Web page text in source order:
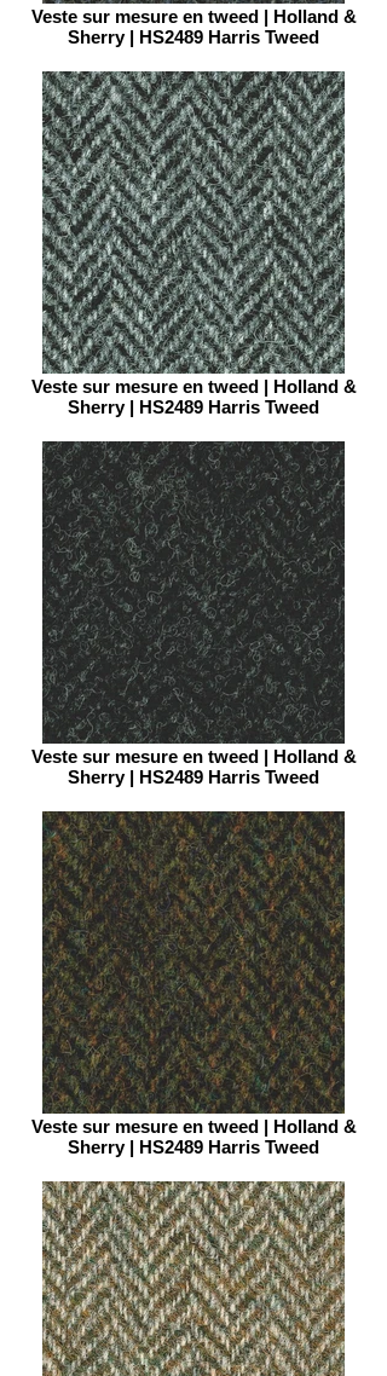
Veste sur mesure en tweed | Holland &
Sherry | HS2489 Harris Tweed
Veste sur mesure en tweed | Holland &
Sherry | HS2489 Harris Tweed
Veste sur mesure en tweed | Holland &
Sherry | HS2489 Harris Tweed
Veste sur mesure en tweed | Holland &
Sherry | HS2489 Harris Tweed